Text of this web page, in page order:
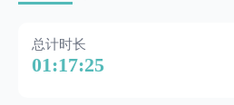
总计时长
01:17:25